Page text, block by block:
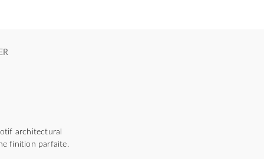
architectural
finition parfaite.